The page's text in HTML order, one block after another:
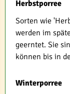
Herbstporree
Sorten wie
werden im
geerntet. Sie
können bis in
Winterporree